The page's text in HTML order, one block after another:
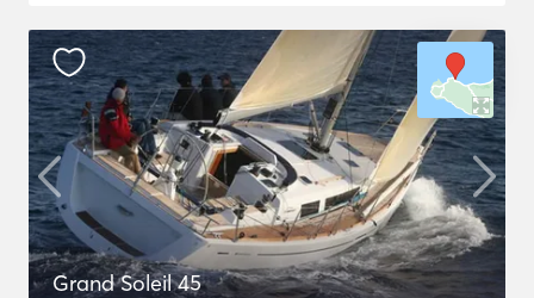
Grand Soleil 45